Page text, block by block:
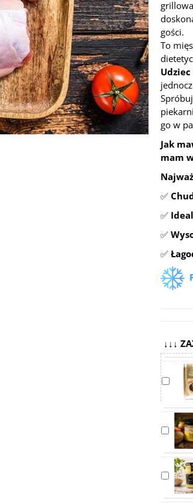
gości.
To
go w
Jak
mam
✅
✅
✅
✅
↓↓↓
Select
EKO
30g
Select
350ml
Select